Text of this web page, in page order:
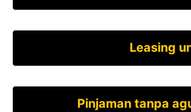
Leasing
Pinjaman tanpa